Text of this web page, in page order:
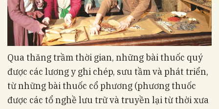
Qua thăng trầm thời gian, những bài thuốc quý
được các lương y ghi chép, sưu tầm và phát triển,
từ những bài thuốc cổ phương (phương thuốc
được các tổ nghề lưu trữ và truyền lại từ thời xưa